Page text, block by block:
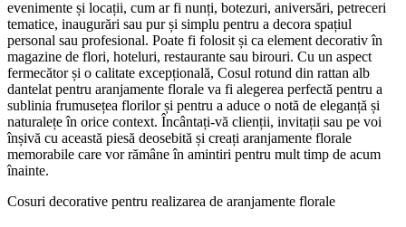
evenimente și locații, cum ar fi nunți, botezuri, aniversări, petreceri
tematice, inaugurări sau pur și simplu pentru a decora spațiul
personal sau profesional. Poate fi folosit și ca element decorativ în
magazine de flori, hoteluri, restaurante sau birouri. Cu un aspect
fermecător și o calitate excepțională, Cosul rotund din rattan alb
dantelat pentru aranjamente florale va fi alegerea perfectă pentru a
sublinia frumusețea florilor și pentru a aduce o notă de eleganță și
naturalețe în orice context. Încântați-vă clienții, invitații sau pe voi
înșivă cu această piesă deosebită și creați aranjamente florale
memorabile care vor rămâne în amintiri pentru mult timp de acum
înainte.
Cosuri decorative pentru realizarea de aranjamente florale